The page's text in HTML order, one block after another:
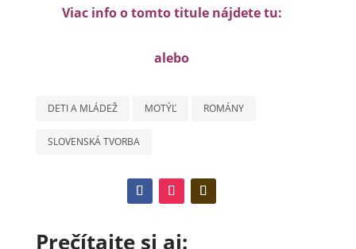
Viac info o tomto titule nájdete tu:
alebo
DETI A MLÁDEŽ MOTÝĽ ROMÁNY
SLOVENSKÁ TVORBA
Prečítajte si aj: